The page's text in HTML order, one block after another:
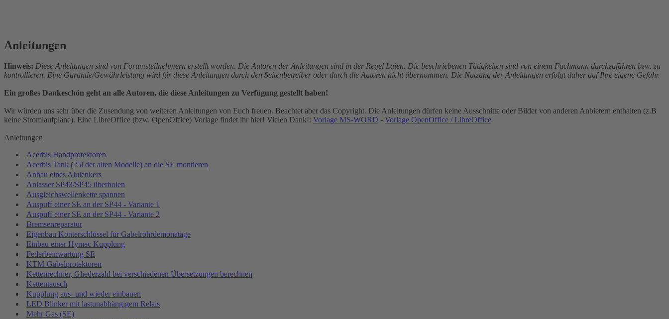
Anleitungen
Hinweis: Diese Anleitungen sind von Forumsteilnehmern erstellt worden. Die Autoren der Anleitungen sind in der Regel Laien. Die beschriebenen Tätigkeiten sind von einem Fachmann durchzuführen bzw. zu
kontrollieren. Eine Garantie/Gewährleistung wird für diese Anleitungen durch den Seitenbetreiber oder durch die Autoren nicht übernommen. Die Nutzung der Anleitungen erfolgt daher auf Ihre eigene Gefahr.
Ein großes Dankeschön geht an alle Autoren, die diese Anleitungen zu Verfügung gestellt haben!
Wir würden uns sehr über die Zusendung von weiteren Anleitungen von Euch freuen. Beachtet aber das Copyright. Die Anleitungen dürfen keine Ausschnitte oder Bilder von anderen Anbietern enthalten (z.B
keine Stromlaufpläne). Eine LibreOffice (bzw. OpenOffice) Vorlage findet ihr hier! Vielen Dank!: Vorlage MS-WORD - Vorlage OpenOffice / LibreOffice
Anleitungen
Acerbis Handprotektoren
Acerbis Tank (25l der alten Modelle) an die SE montieren
Anbau eines Alulenkers
Anlasser SP43/SP45 überholen
Ausgleichswellenkette spannen
Auspuff einer SE an der SP44 - Variante 1
Auspuff einer SE an der SP44 - Variante 2
Bremsenreparatur
Eigenbau Konterschlüssel für Gabelrohrdemonatage
Einbau einer Hymec Kupplung
Federbeinwartung SE
KTM-Gabelprotektoren
Kettenrechner, Gliederzahl bei verschiedenen Übersetzungen berechnen
Kettentausch
Kupplung aus- und wieder einbauen
LED Blinker mit lastunabhängigem Relais
Mehr Gas (SE)